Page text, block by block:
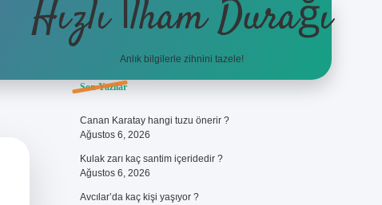
Hızlı İlham Durağı
Anlık bilgilerle zihnini tazele!
Sidebar
Son Yazılar
Canan Karatay hangi tuzu önerir ?
Ağustos 6, 2026
Kulak zarı kaç santim içeridedir ?
Ağustos 6, 2026
Avcılar’da kaç kişi yaşıyor ?